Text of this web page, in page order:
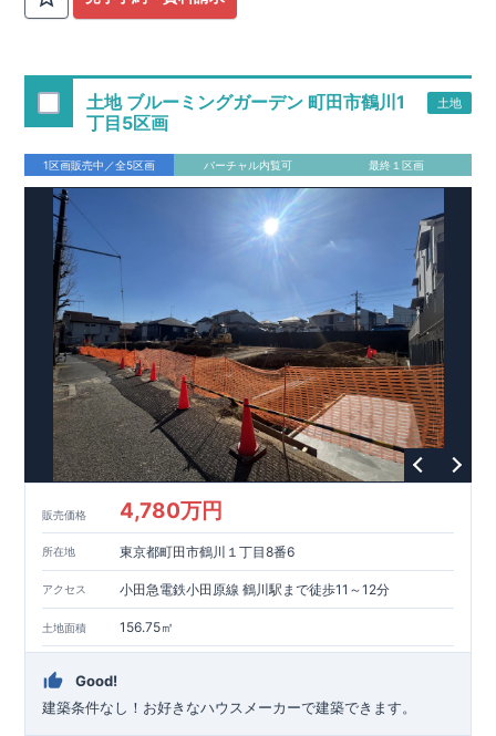
ム・ガス衣類乾燥機・食洗器・宅配ボックス・玄関電子キー・
成材にヒノキを使用しております！
■長期優良住宅もっと詳しく
「いい家を作って、きちんと手
7つの厳しい技術基準をクリアした物件だけが認定を受けられる
長期優良住宅。
長期優良住宅として認定を受けるためには、国が定めた下記7つ
の技術基準をクリアする必要があります。東栄住宅は全棟でク
リア！①耐震性②劣化対策③維持管理性④住戸面積⑤省エネル
ギー性⑥居住環境⑦維持保全管理
そのほかの魅力として、住宅ローン金利優遇、固定資産税の減
税、中古市場での売却時にも有利です。
住宅性能評価ダブル
取得
「設計」と「建設」のダブルで性
能を評価されています！図面を第三者機関へ提出します。外部
評価委員が建設中に3回、竣工時に1回の現場検査が行われま
す。構造の安定、劣化の軽減、維持管理への配慮、温熱環境・
エネルギー消費量（断熱等性能）の必須4分野、空気環境で、最
高等級取得！ ■ 耐震等級3 もっと詳しく 東栄住宅の建物
は、国が定めた耐震最高等級3を取得。建築基準法に定められ
た、｢数百年に一度発生する地震に対して、倒壊、崩壊しない｣
という基準から、さらに1.5倍の耐震力を達成しています。
風等級2 災害時の損傷の受けにくさを評価されています。建築
1.2倍の暴風に対しても損傷を生じないことで耐風最高等級
取得しています。 ■自社一貫体制もっと詳しく 東栄住宅は土
地の仕入れ、設計、施工、販売、メンテナンスまで、すべての
プロセスに携わっています。 ■ アフターサポート
快適に暮らすことができる住宅の品質を長期にわたり
維持するには、定期的な点検を実施することが重要です。
60年間の保証制度がございます。もちろん、定期点検以外でも
当社こだわりの空間アイディアをショート動画で
ご紹介しています。ここをクリック
土地 ブルーミングガーデン 町田市鶴川1
丁目5区画
土地
1区画販売中／全5区画 バーチャル内覧可 最終１区画
販売価格 4,780万円
所在地 東京都町田市鶴川１丁目8番6
アクセス 小田急電鉄小田原線 鶴川駅まで徒歩11～12分
土地面積 156.75㎡
Good!
建築条件なし！​お好きなハウスメーカーで建築できます。